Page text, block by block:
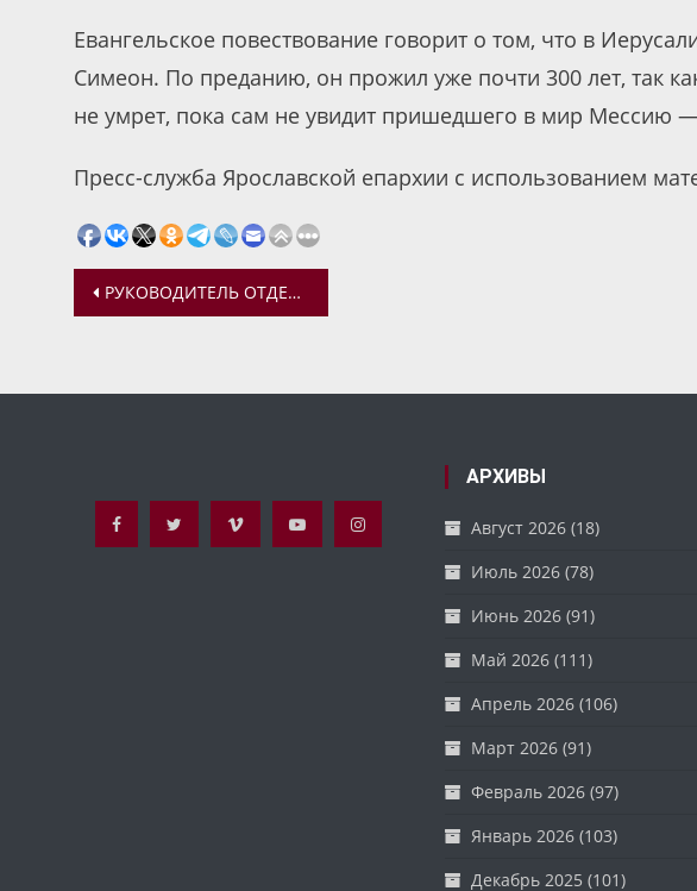
Евангельское повествование говорит о том, что в
Симеон. По преданию, он прожил уже почти 300 лет, так
не умрет, пока сам не увидит пришедшего в мир Мессию
Пресс-служба Ярославской епархии с использованием
Навигация
записям
РУКОВОДИТЕЛЬ ОТДЕЛА ПО ТЮРЕМНОМУ СЛУЖЕНИЮ ПРИНЯЛ УЧАСТИЕ В ИТОГОВОМ СОВЕЩАНИИ ФСИН РФ
АРХИВЫ
Август 2026(18)
Июль 2026(78)
Июнь 2026(91)
Май 2026(111)
Апрель 2026(106)
Март 2026(91)
Февраль 2026(97)
Январь 2026(103)
Декабрь 2025 (101)